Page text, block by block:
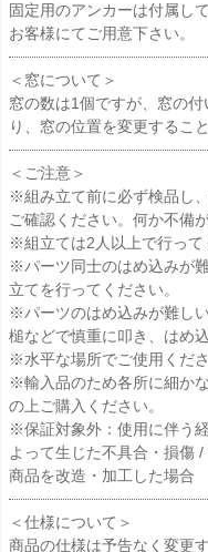
固定用のアンカーは付属し
お客様にてご用意下さい。
＜窓について＞
窓の数は1個ですが、窓の
り、窓の位置を変更するこ
＜ご注意＞
※組み立て前に必ず検品し
ご確認ください。何か不備
※組立ては2人以上で行って
※パーツ同士のはめ込みが
立てを行ってください。
※パーツのはめ込みが難し
槌などで慎重に叩き、はめ
※水平な場所でご使用くださ
※輸入品のため各所に細か
の上ご購入ください。
※保証対象外：使用に伴う
よって生じた不具合・損傷
商品を改造・加工した場合
＜仕様について＞
商品の仕様は予告なく変更